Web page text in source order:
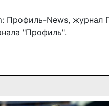
Профиль-News, журнал
"Профиль".